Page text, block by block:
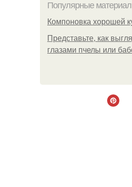
Популярные
Компоновка хорошей
Представьте, как
глазами пчелы или